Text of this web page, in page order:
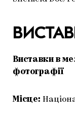
Виставки в
фотографії
Місце: